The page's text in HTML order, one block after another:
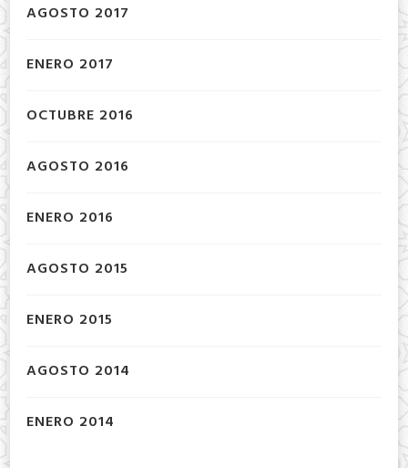
AGOSTO 2017
ENERO 2017
OCTUBRE 2016
AGOSTO 2016
ENERO 2016
AGOSTO 2015
ENERO 2015
AGOSTO 2014
ENERO 2014